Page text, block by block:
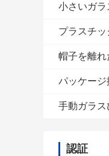
小さいガ
プラスチ
帽子を離
パッケージ
手動ガラ
認証